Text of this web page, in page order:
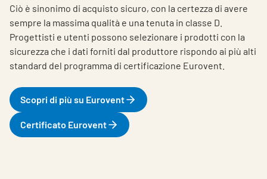
Ciò è sinonimo di acquisto sicuro, con la certezza di avere
sempre la massima qualità e una tenuta in classe D.
Progettisti e utenti possono selezionare i prodotti con la
sicurezza che i dati forniti dal produttore rispondo ai più alti
standard del programma di certificazione Eurovent.
Scopri di più su Eurovent
Certificato Eurovent